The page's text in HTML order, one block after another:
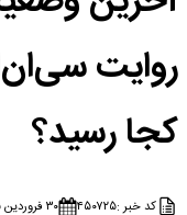
روایت
کجا رسید؟
کد خبر :۴۵۰۷۲۵ ۳۰ فروردین ۱۴۰۵ - ۱۴:۰۶